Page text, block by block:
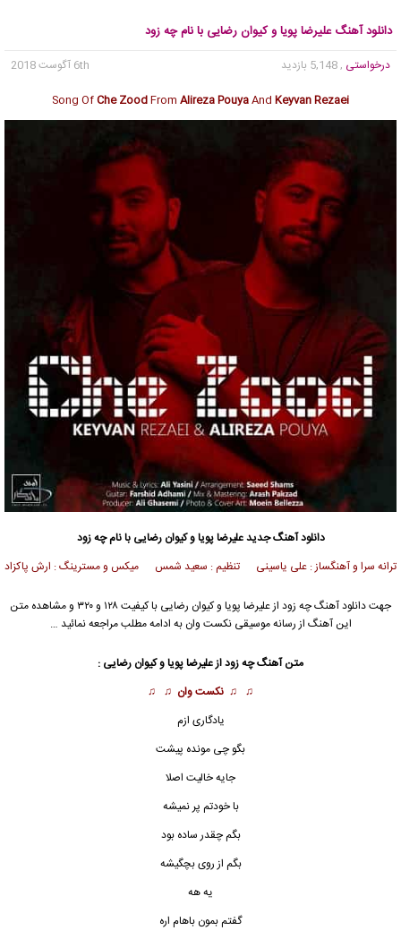
دانلود آهنگ علیرضا پویا و کیوان رضایی با نام چه زود
درخواستی , 5,148 بازدید
6th آگوست 2018
Song OfChe ZoodFrom Alireza PouyaAnd Keyvan Rezaei
دانلود آهنگ جدیدعلیرضا پویاوکیوان رضایی با نام چه زود
ترانه سرا و آهنگساز : علی یاسینی تنظیم : سعید شمس میکس و مسترینگ : ارش پاکزاد
جهت دانلود آهنگ چه زود ازعلیرضا پویا وکیوان رضایی
با کیفیت ۱۲۸ و ۳۲۰ و مشاهده متن
این آهنگ از رسانه موسیقی نکست وان به ادامه مطلب مراجعه نمائید …
متن آهنگ چه زود ازعلیرضا پویاو کیوان رضایی :
♫ ♫ نکست وان ♫ ♫
یادگاری ازم
بگو چی مونده پیشت
جایه خالیت اصلا
با خودتم پر نمیشه
بگم چقدر ساده بود
بگم از روی بچگیشه
یه هه
گفتم بمون باهام اره